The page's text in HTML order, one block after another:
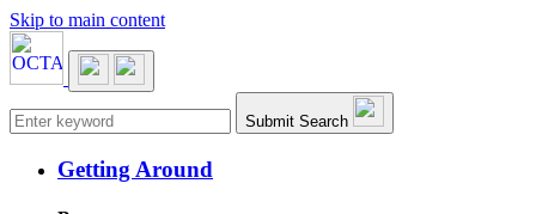
Skip to main content
Main navigation Submit Search
Getting Around